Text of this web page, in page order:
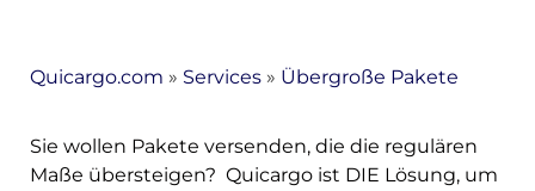
Entdecken
Quicargo.com » Services » Übergroße Pakete
Sie wollen Pakete versenden, die die regulären
Maße übersteigen? Quicargo ist DIE Lösung, um